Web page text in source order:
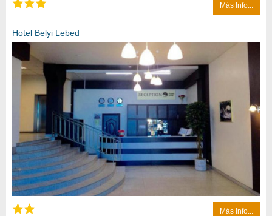
Más Info...
Hotel Belyi Lebed
Más Info...